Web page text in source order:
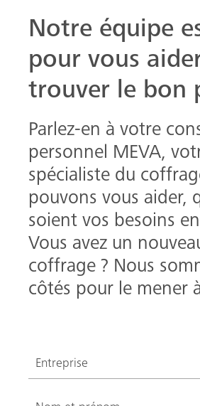
Notre équipe
pour vous
trouver le bon
Parlez-en à votre
personnel MEVA,
spécialiste du
pouvons vous aider,
soient vos besoins
Vous avez un
coffrage ? Nous
côtés pour le mener